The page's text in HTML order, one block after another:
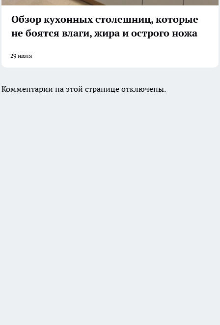
Обзор кухонных столешниц, которые
не боятся влаги, жира и острого ножа
29 июля
Комментарии на этой странице отключены.